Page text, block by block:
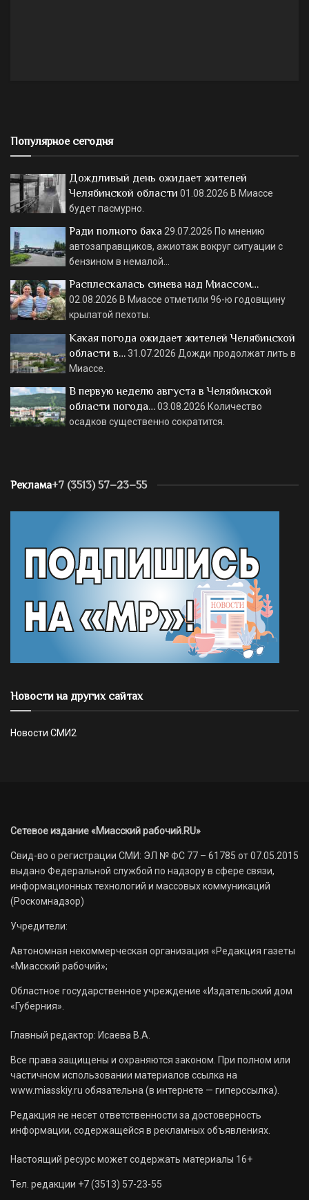
Популярное сегодня
Дождливый день ожидает жителей
Челябинской области 01.08.2026 В Миассе
будет пасмурно.
Ради полного бака 29.07.2026 По мнению
автозаправщиков, ажиотаж вокруг ситуации с
бензином в немалой…
Расплескалась синева над Миассом…
02.08.2026 В Миассе отметили 96-ю годовщину
крылатой пехоты.
Какая погода ожидает жителей Челябинской
области в…31.07.2026 Дожди продолжат лить в
Миассе.
В первую неделю августа в Челябинской
области погода…03.08.2026 Количество
осадков существенно сократится.
Реклама+7 (3513) 57–23–55
Новости на других сайтах
Новости СМИ2
Сетевое издание «Миасский рабочий.RU»
Свид-во о регистрации СМИ: ЭЛ № ФС 77 – 61785 от 07.05.2015
выдано Федеральной службой по надзору в сфере связи,
информационных технологий и массовых коммуникаций
(Роскомнадзор)
Учредители:
Автономная некоммерческая организация «Редакция газеты
«Миасский рабочий»;
Областное государственное учреждение «Издательский дом
«Губерния».
Главный редактор: Исаева В.А.
Все права защищены и охраняются законом. При полном или
частичном использовании материалов ссылка на
www.miasskiy.ru обязательна (в интернете — гиперссылка).
Редакция не несет ответственности за достоверность
информации, содержащейся в рекламных объявлениях.
Настоящий ресурс может содержать материалы 16+
Тел. редакции +7 (3513) 57-23-55